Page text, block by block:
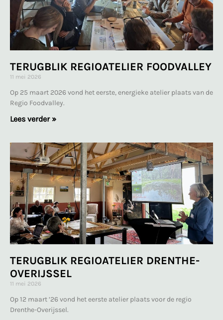
TERUGBLIK REGIOATELIER FOODVALLEY
11 mei 2026
Op 25 maart 2026 vond het eerste, energieke atelier plaats van de
Regio Foodvalley.
Lees verder »
TERUGBLIK REGIOATELIER DRENTHE-
OVERIJSSEL
11 mei 2026
Op 12 maart ’26 vond het eerste atelier plaats voor de regio
Drenthe-Overijssel.